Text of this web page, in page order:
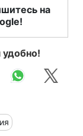
на
удобно!